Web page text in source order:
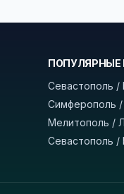
ПОПУЛЯРНЫЕ
Севастополь /
Симферополь
Мелитополь /
Севастополь